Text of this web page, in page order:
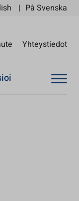
På Svenska
Yhteystiedot